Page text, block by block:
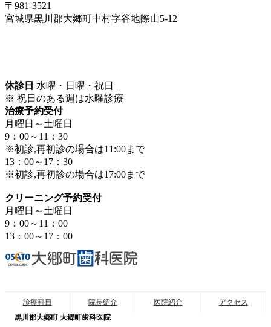
〒981-3521
宮城県黒川郡大郷町中村字谷地際山5-12
休診日 水曜・日曜・祝日
※ 祝日のある週は水曜診療
治療予約受付
月曜日～土曜日
9：00～11：30
※初診,再初診の場合は11:00まで
13：00～17：30
※初診,再初診の場合は17:00まで
クリーニング予約受付
月曜日～土曜日
9：00～11：00
13：00～17：00
診療科目 院長紹介 医院紹介
アクセス
黒川郡大郷町 大郷町歯科医院